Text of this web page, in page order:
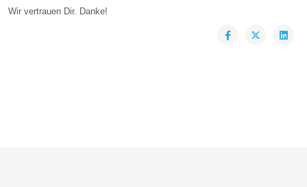
Wir vertrauen Dir. Danke!